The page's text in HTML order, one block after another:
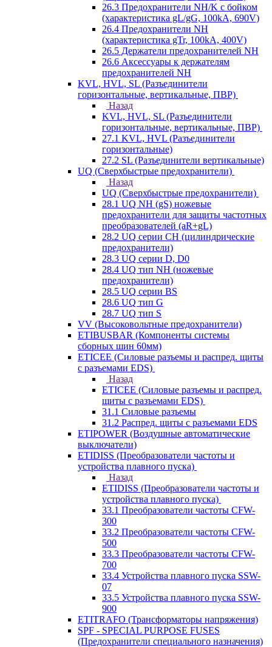
26.3 Предохранители NH/K с бойком
(характеристика gL/gG, 100kA, 690V)
26.4 Предохранители NH
(характеристика gTr, 100kA, 400V)
26.5 Держатели предохранителей NH
26.6 Аксессуары к держателям
предохранителей NH
KVL, HVL, SL (Разъединители
горизонтальные, вертикальные, ПВР)
Назад
KVL, HVL, SL (Разъединители
горизонтальные, вертикальные, ПВР)
27.1 KVL, HVL (Разъединители
горизонтальные)
27.2 SL (Разъединители вертикальные)
UQ (Сверхбыстрые предохранители)
Назад
UQ (Сверхбыстрые предохранители)
28.1 UQ NH (gS) ножевые
предохранители для защиты частотных
преобразователей (aR+gL)
28.2 UQ серии CH (цилиндрические
предохранители)
28.3 UQ серии D, D0
28.4 UQ тип NH (ножевые
предохранители)
28.5 UQ серии BS
28.6 UQ тип G
28.7 UQ тип S
VV (Высоковольтные предохранители)
ETIBUSBAR (Компоненты системы
сборных шин 60мм)
ETICEE (Силовые разъемы и распред. щиты
с разъемами EDS)
Назад
ETICEE (Силовые разъемы и распред.
щиты с разъемами EDS)
31.1 Силовые разъемы
31.2 Распред. щиты с разъемами EDS
ETIPOWER (Воздушные автоматические
выключатели)
ETIDISS (Преобразователи частоты и
устройства плавного пуска)
Назад
ETIDISS (Преобразователи частоты и
устройства плавного пуска)
33.1 Преобразователи частоты CFW-
300
33.2 Преобразователи частоты CFW-
500
33.3 Преобразователи частоты CFW-
700
33.4 Устройства плавного пуска SSW-
07
33.5 Устройства плавного пуска SSW-
900
ETITRAFO (Трансформаторы напряжения)
SPF - SPECIAL PURPOSE FUSES
(Предохранители специального назначения)